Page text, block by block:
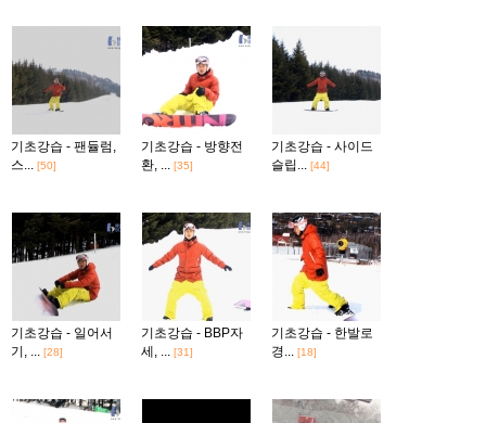
기초강습 - 팬듈럼,
스... [50]
기초강습 - 방향전
환, ... [35]
기초강습 - 사이드
슬립... [44]
기초강습 - 일어서
기, ... [28]
기초강습 - BBP자
세, ... [31]
기초강습 - 한발로
경... [18]